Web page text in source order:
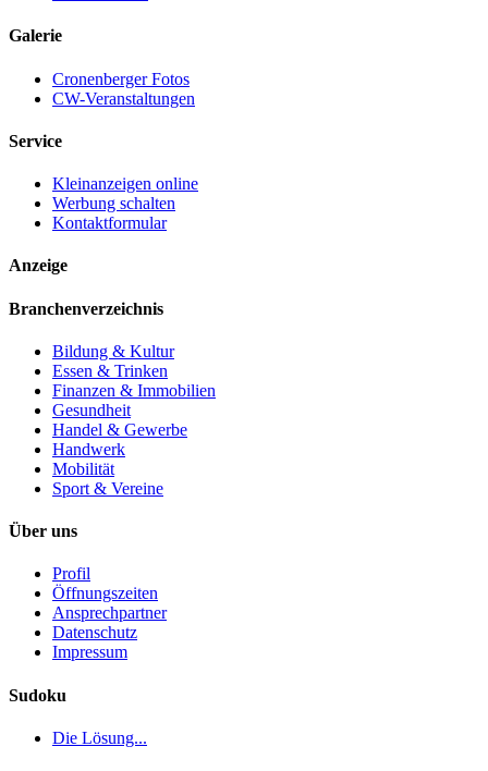
Galerie
Cronenberger Fotos
CW-Veranstaltungen
Service
Kleinanzeigen online
Werbung schalten
Kontaktformular
Anzeige
Branchenverzeichnis
Bildung & Kultur
Essen & Trinken
Finanzen & Immobilien
Gesundheit
Handel & Gewerbe
Handwerk
Mobilität
Sport & Vereine
Über uns
Profil
Öffnungszeiten
Ansprechpartner
Datenschutz
Impressum
Sudoku
Die Lösung...